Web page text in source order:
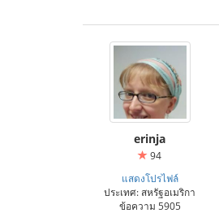
erinja
94
แสดงโปรไฟล์
ประเทศ: สหรัฐอเมริกา
ข้อความ 5905